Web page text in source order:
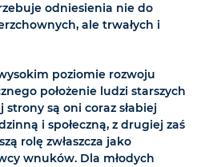
odniesienia nie do
ale trwałych i
poziomie rozwoju
położenie ludzi starszych
są oni coraz słabiej
i społeczną, z drugiej zaś
rolę zwłaszcza jako
wnuków. Dla młodych